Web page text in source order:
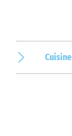
Cuisine